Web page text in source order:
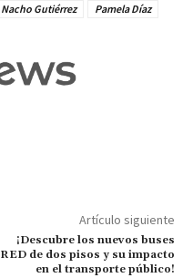
Nacho Gutiérrez Pamela Díaz
Artículo siguiente
¡Descubre los nuevos buses
RED de dos pisos y su impacto
en el transporte público!